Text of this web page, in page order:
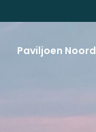
Paviljoen Noord